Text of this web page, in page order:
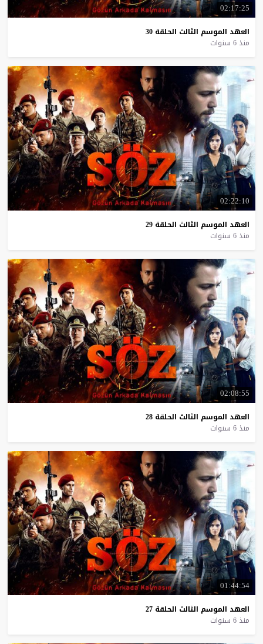
02:17:25
العهد الموسم الثالث الحلقة 30
منذ 6 سنوات
02:22:10
العهد الموسم الثالث الحلقة 29
منذ 6 سنوات
02:08:55
العهد الموسم الثالث الحلقة 28
منذ 6 سنوات
01:44:54
العهد الموسم الثالث الحلقة 27
منذ 6 سنوات